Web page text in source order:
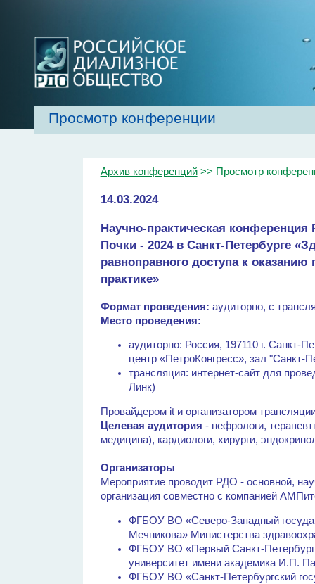
Главная Об обществе
Просмотр конференции
Архив конференций>> Просмотр
14.03.2024
Научно-практическая
Почки - 2024 в Санкт-Петербурге
равноправного доступа к
практике»
Формат проведения: аудиторно, с
Место проведения:
аудиторно: Россия, 197110 г. Санкт-
центр «ПетроКонгресс», зал "Санкт-
трансляция: интернет-сайт для
Линк)
Провайдером it и организатором
Целевая аудитория - нефрологи,
медицина), кардиологи, хирурги,
Организаторы
Мероприятие проводит РДО - основной,
организация совместно с компанией
ФГБОУ ВО «Северо-Западный
Мечникова» Министерства
ФГБОУ ВО «Первый Санкт-
университет имени академика И.П.
ФГБОУ ВО «Санкт-Петербургский